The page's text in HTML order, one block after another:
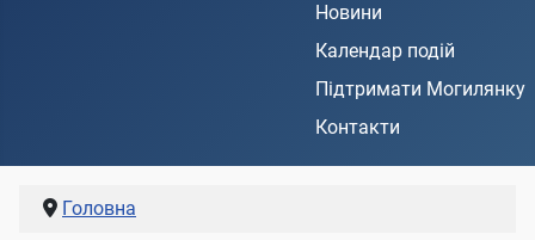
Новини
Календар подій
Підтримати Могилянку
Контакти
Головна